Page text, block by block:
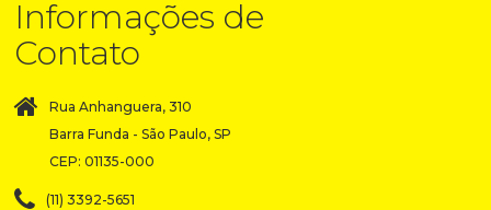
Informações de
Contato
Rua Anhanguera, 310
Barra Funda - São Paulo, SP
CEP: 01135-000
(11) 3392-5651